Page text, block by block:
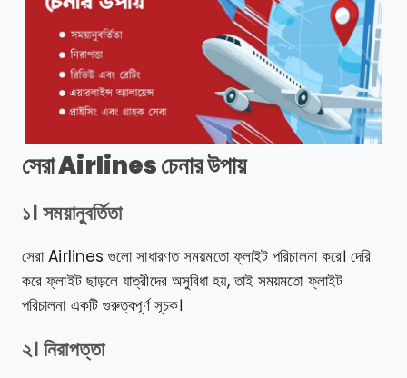
সেরা Airlines চেনার উপায়
১। সময়ানুবর্তিতা
সেরা Airlines গুলো সাধারণত সময়মতো ফ্লাইট পরিচালনা করে। দেরি
করে ফ্লাইট ছাড়লে যাত্রীদের অসুবিধা হয়, তাই সময়মতো ফ্লাইট
পরিচালনা একটি গুরুত্বপূর্ণ সূচক।
২। নিরাপত্তা